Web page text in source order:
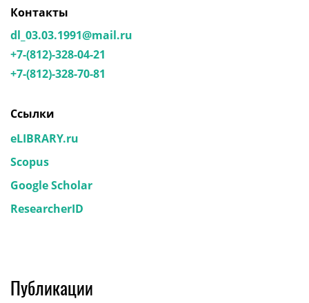
Контакты
dl_03.03.1991@mail.ru
+7-(812)-328-04-21
+7-(812)-328-70-81
Ссылки
eLIBRARY.ru
Scopus
Google Scholar
ResearcherID
Публикации